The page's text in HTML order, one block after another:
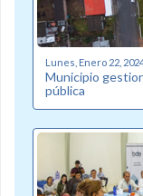
Lunes, Enero 22,
Municipio
pública